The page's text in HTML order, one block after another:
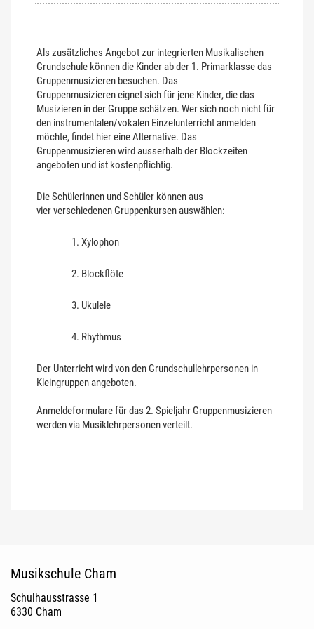
Als zusätzliches Angebot zur integrierten Musikalischen
Grundschule können die Kinder ab der 1. Primarklasse das
Gruppenmusizieren besuchen. Das
Gruppenmusizieren eignet sich für jene Kinder, die das
Musizieren in der Gruppe schätzen. Wer sich noch nicht für
den instrumentalen/vokalen Einzelunterricht anmelden
möchte, findet hier eine Alternative. Das
Gruppenmusizieren wird ausserhalb der Blockzeiten
angeboten und ist kostenpflichtig.
Die Schülerinnen und Schüler können aus
vier verschiedenen Gruppenkursen auswählen:
Xylophon
Blockflöte
Ukulele
Rhythmus
Der Unterricht wird von den Grundschullehrpersonen in
Kleingruppen angeboten.
Anmeldeformulare für das 2. Spieljahr Gruppenmusizieren
werden via Musiklehrpersonen verteilt.
Musikschule Cham
Schulhausstrasse 1
6330 Cham